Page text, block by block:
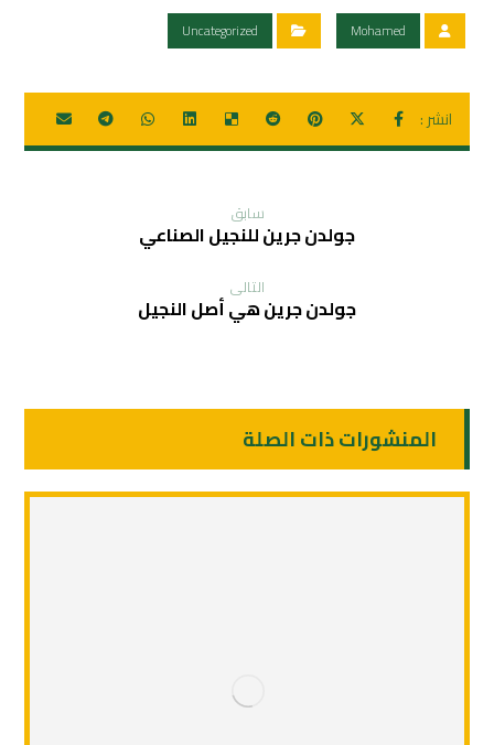
Mohamed
Uncategorized
سابق
جولدن جرين للنجيل الصناعي
التالی
جولدن جرين هي أصل النجيل
المنشورات ذات الصلة